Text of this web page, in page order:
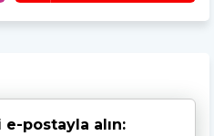
postayla alın: